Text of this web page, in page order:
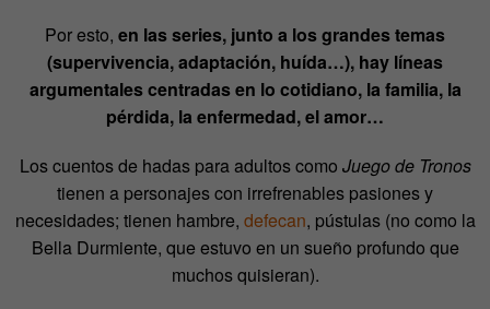
Por esto, en las series, junto a los grandes temas
(supervivencia, adaptación, huída…), hay líneas
argumentales centradas en lo cotidiano, la familia, la
pérdida, la enfermedad, el amor…
Los cuentos de hadas para adultos como Juego de Tronos
tienen a personajes con irrefrenables pasiones y
necesidades; tienen hambre, defecan, pústulas (no como la
Bella Durmiente, que estuvo en un sueño profundo que
muchos quisieran).